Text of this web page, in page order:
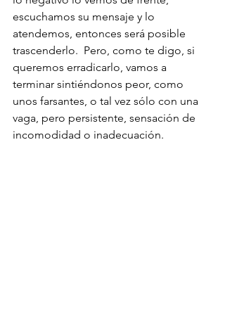
escuchamos su mensaje y lo
atendemos, entonces será posible
trascenderlo.  Pero, como te digo, si
queremos erradicarlo, vamos a
terminar sintiéndonos peor, como
unos farsantes, o tal vez sólo con una
vaga, pero persistente, sensación de
incomodidad o inadecuación.